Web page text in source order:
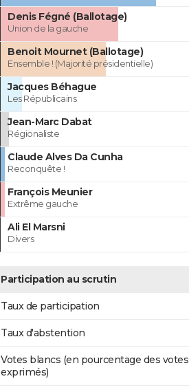
Denis Fégné (Ballotage)
Union de la gauche
Benoit Mournet (Ballotage)
Ensemble ! (Majorité présidentielle)
Jacques Béhague
Les Républicains
Jean-Marc Dabat
Régionaliste
Claude Alves Da Cunha
Reconquête !
François Meunier
Extrême gauche
Ali El Marsni
Divers
Participation au scrutin
Taux de participation
Taux d'abstention
Votes blancs (en pourcentage des votes
exprimés)